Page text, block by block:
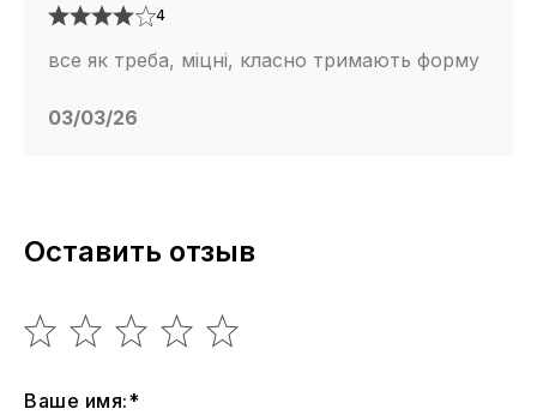
4
все як треба, міцні, класно тримають форму
03/03/26
Оставить отзыв
Ваше имя:*